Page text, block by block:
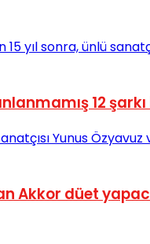
12
Akkor düet